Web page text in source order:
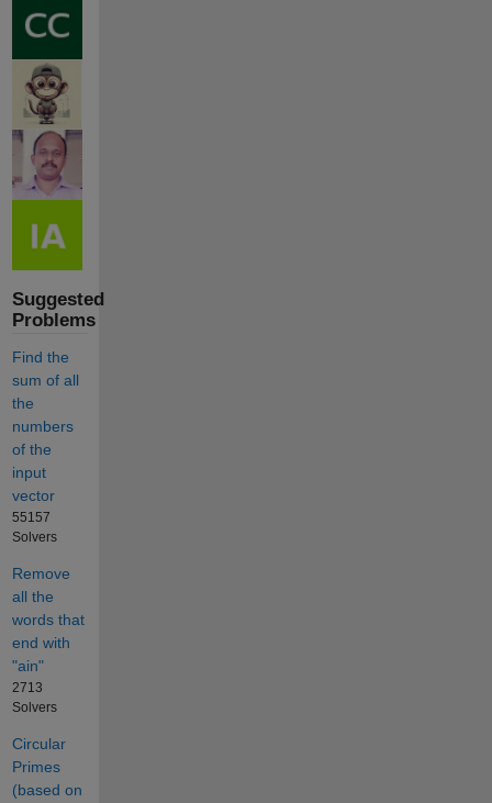
Suggested
Problems
Find the
sum of all
the
numbers
of the
input
vector
55157
Solvers
Remove
all the
words that
end with
"ain"
2713
Solvers
Circular
Primes
(based on